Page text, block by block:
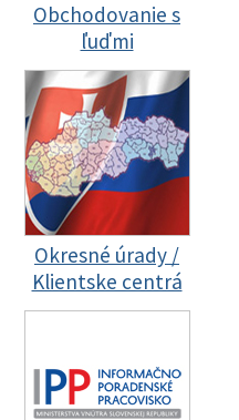
Obchodovanie s
ľuďmi
Okresné úrady /
Klientske centrá